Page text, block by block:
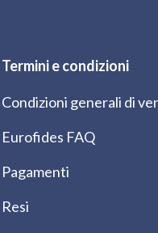
Termini e condizioni
Condizioni generali di
Eurofides FAQ
Pagamenti
Resi